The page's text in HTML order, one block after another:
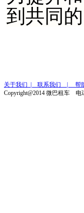
到共同的
关于我们 | 联系我们 | 帮
Copyright@2014 微巴租车